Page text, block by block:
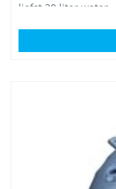
liefst 20 liter water.